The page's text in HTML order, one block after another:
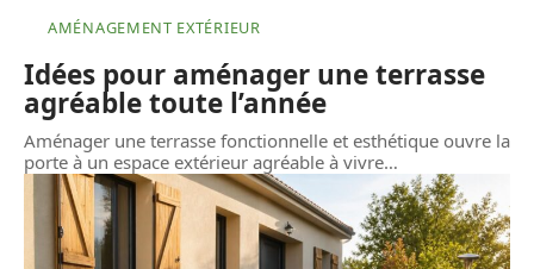
AMÉNAGEMENT EXTÉRIEUR
Idées pour aménager une terrasse
agréable toute l’année
Aménager une terrasse fonctionnelle et esthétique ouvre la
porte à un espace extérieur agréable à vivre…